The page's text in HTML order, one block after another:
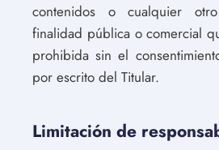
contenidos o cualquier
finalidad pública o comercial
prohibida sin el
por escrito del Titular.
Limitación de